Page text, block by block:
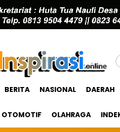
BERITA NASIONAL DAERAH
OTOMOTIF OLAHRAGA